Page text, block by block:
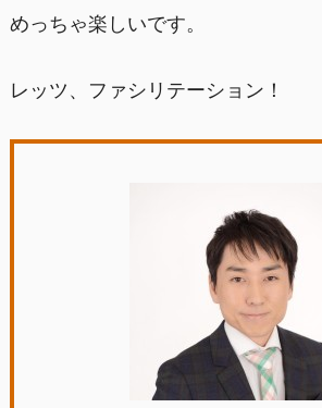
めっちゃ楽しいです。
レッツ、ファシリテーション！